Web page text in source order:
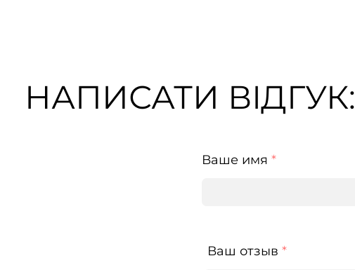
НАПИСАТИ ВІДГУК:
Ваше имя *
Ваш отзыв *